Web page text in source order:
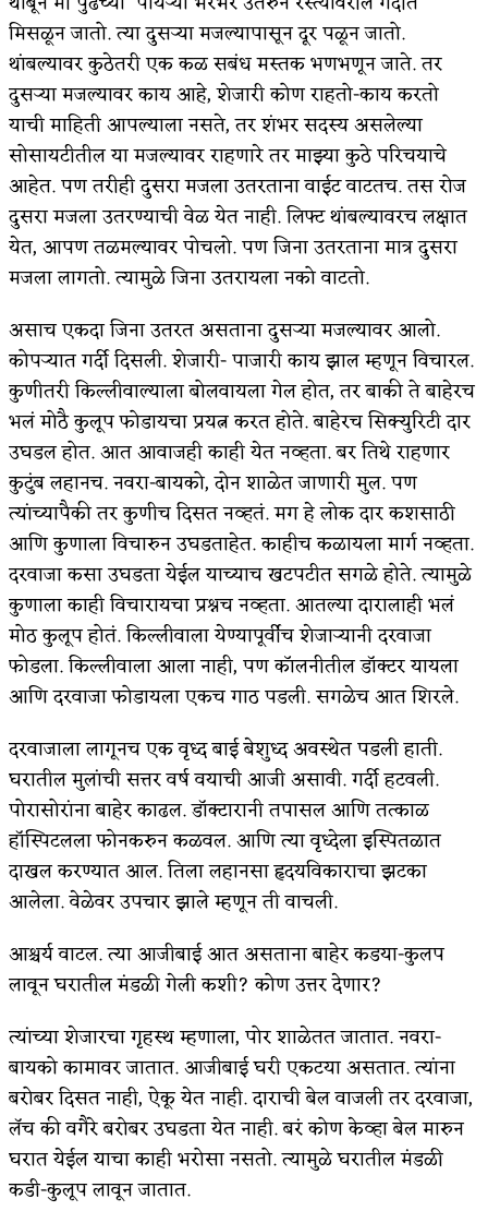
अपूर्ण कथा
बुडीच खटलं – संयुक्त कुटुंब का गरजेचं?
मिसळून जातो. त्या दुसऱ्या मजल्यापासून दूर पळून जातो.
थांबल्यावर कुठेतरी एक कळ सबंध मस्तक भणभणून जाते. तर
दुसऱ्या मजल्यावर काय आहे, शेजारी कोण राहतो-काय करतो
याची माहिती आपल्याला नसते, तर शंभर सदस्य असलेल्या
सोसायटीतील या मजल्यावर राहणारे तर माझ्या कुठे परिचयाचे
आहेत. पण तरीही दुसरा मजला उतरताना वाईट वाटतच. तस रोज
दुसरा मजला उतरण्याची वेळ येत नाही. लिफ्ट थांबल्यावरच लक्षात
येत, आपण तळमल्यावर पोचलो. पण जिना उतरताना मात्र दुसरा
मजला लागतो. त्यामुळे जिना उतरायला नको वाटतो.
असाच एकदा जिना उतरत असताना दुसऱ्या मजल्यावर आलो.
कोपऱ्यात गर्दी दिसली. शेजारी- पाजारी काय झाल म्हणून विचारल.
कुणीतरी किल्लीवाल्याला बोलवायला गेल होत, तर बाकी ते बाहेरच
भलं मोठै कुलूप फोडायचा प्रयत्न करत होते. बाहेरच सिक्युरिटी दार
उघडल होत. आत आवाजही काही येत नव्हता. बर तिथे राहणार
कुटुंब लहानच. नवरा-बायको, दोन शाळेत जाणारी मुल. पण
त्यांच्यापैकी तर कुणीच दिसत नव्हतं. मग हे लोक दार कशसाठी
आणि कुणाला विचारुन उघडताहेत. काहीच कळायला मार्ग नव्हता.
दरवाजा कसा उघडता येईल याच्याच खटपटीत सगळे होते. त्यामुळे
कुणाला काही विचारायचा प्रश्नच नव्हता. आतल्या दारालाही भलं
मोठ कुलूप होतं. किल्लीवाला येण्यापूर्वीच शेजाऱ्यानी दरवाजा
फोडला. किल्लीवाला आला नाही, पण कॉलनीतील डॉक्टर यायला
आणि दरवाजा फोडायला एकच गाठ पडली. सगळेच आत शिरले.
दरवाजाला लागूनच एक वृध्द बाई बेशुध्द अवस्थेत पडली हाती.
घरातील मुलांची सत्तर वर्ष वयाची आजी असावी. गर्दी हटवली.
पोरासोरांना बाहेर काढल. डॉक्टारानी तपासल आणि तत्काळ
हॉस्पिटलला फोनकरुन कळवल. आणि त्या वृध्देला इस्पितळात
दाखल करण्यात आल. तिला लहानसा हृदयविकाराचा झटका
आलेला. वेळेवर उपचार झाले म्हणून ती वाचली.
आश्चर्य वाटल. त्या आजीबाई आत असताना बाहेर कडया-कुलप
लावून घरातील मंडळी गेली कशी? कोण उत्तर देणार?
त्यांच्या शेजारचा गृहस्थ म्हणाला, पोर शाळेतत जातात. नवरा-
बायको कामावर जातात. आजीबाई घरी एकटया असतात. त्यांना
बरोबर दिसत नाही, ऐकू येत नाही. दाराची बेल वाजली तर दरवाजा,
लॅच की वगैरे बरोबर उघडता येत नाही. बरं कोण केव्हा बेल मारुन
घरात येईल याचा काही भरोसा नसतो. त्यामुळे घरातील मंडळी
कडी-कुलूप लावून जातात.